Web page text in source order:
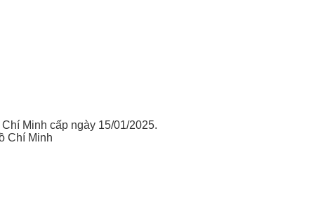
Minh cấp ngày 15/01/2025.
Chí Minh